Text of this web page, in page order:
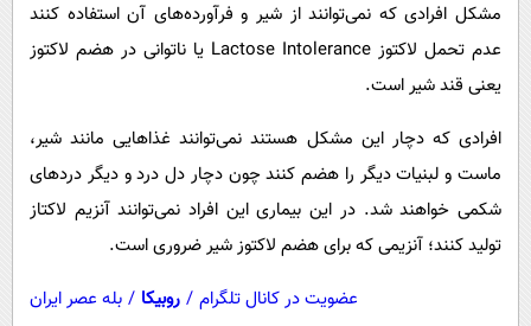
محیط زیست
بین الملل
اجتماعی
حیات وحش
سیاست خارجی
مشکل افرادی که نمی‌توانند از شیر و فرآورده‌های آن استفاده کنند
عدم تحمل لاکتوز Lactose Intolerance یا ناتوانی در هضم لاکتوز
یعنی قند شیر است.
افرادی که دچار این مشکل هستند نمی‌توانند غذاهایی مانند شیر،
ماست و لبنیات دیگر را هضم کنند چون دچار دل درد و دیگر دردهای
شکمی خواهند شد. در این بیماری این افراد نمی‌توانند آنزیم لاکتاز
تولید کنند؛ آنزیمی که برای هضم لاکتوز شیر ضروری است.
عضویت در کانال تلگرام / روبیکا / بله عصر ایران